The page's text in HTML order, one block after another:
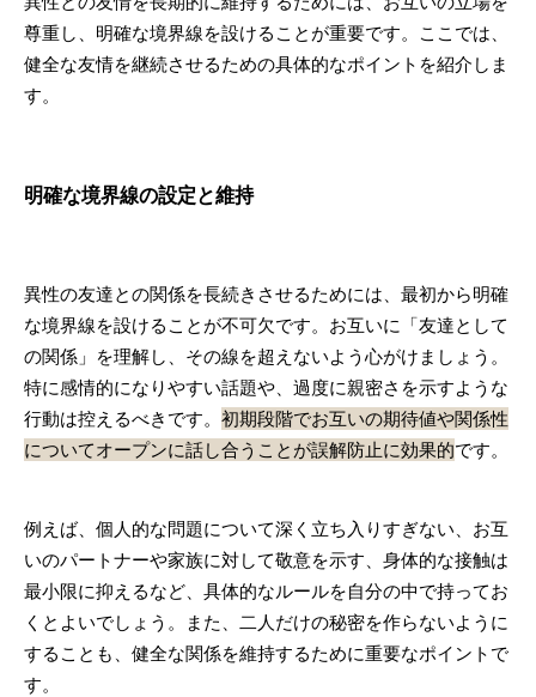
尊重し、明確な境界線を設けることが重要です。ここでは、
健全な友情を継続させるための具体的なポイントを紹介しま
す。
明確な境界線の設定と維持
異性の友達との関係を長続きさせるためには、最初から明確
な境界線を設けることが不可欠です。お互いに「友達として
の関係」を理解し、その線を超えないよう心がけましょう。
特に感情的になりやすい話題や、過度に親密さを示すような
行動は控えるべきです。 初期段階でお互いの期待値や関係性
についてオープンに話し合うことが誤解防止に効果的です。
例えば、個人的な問題について深く立ち入りすぎない、お互
いのパートナーや家族に対して敬意を示す、身体的な接触は
最小限に抑えるなど、具体的なルールを自分の中で持ってお
くとよいでしょう。また、二人だけの秘密を作らないように
することも、健全な関係を維持するために重要なポイントで
す。